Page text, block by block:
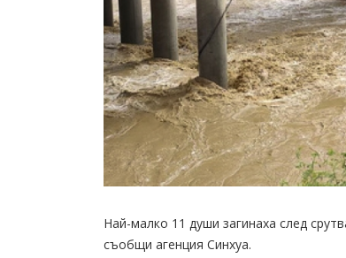
Най-малко 11 души загинаха след
съобщи агенция Синхуа.